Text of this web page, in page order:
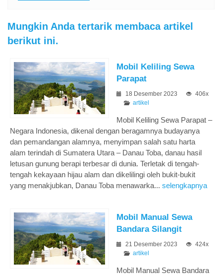
Mungkin Anda tertarik membaca artikel
berikut ini.
Mobil Keliling Sewa
Parapat
18 Desember 2023
406x
artikel
Mobil Keliling Sewa Parapat –
Negara Indonesia, dikenal dengan beragamnya budayanya
dan pemandangan alamnya, menyimpan salah satu harta
alam terindah di Sumatera Utara – Danau Toba, danau hasil
letusan gunung berapi terbesar di dunia. Terletak di tengah-
tengah kekayaan hijau alam dan dikelilingi oleh bukit-bukit
yang menakjubkan, Danau Toba menawarka... selengkapnya
Mobil Manual Sewa
Bandara Silangit
21 Desember 2023
424x
artikel
Mobil Manual Sewa Bandara